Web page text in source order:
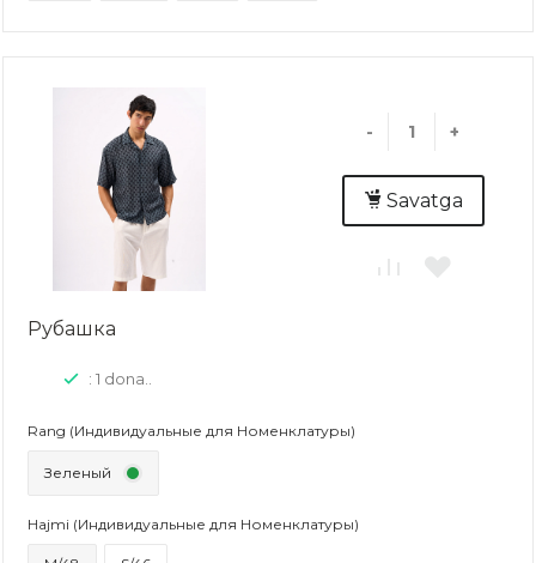
- +
Savatga
Рубашка
: 1 dona..
Rang (Индивидуальные для Номенклатуры)
Зеленый
Hajmi (Индивидуальные для Номенклатуры)